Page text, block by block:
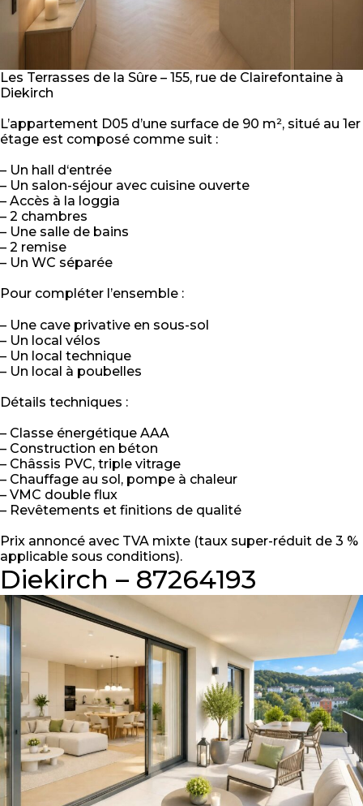
Les Terrasses de la Sûre – 155, rue de Clairefontaine à
Diekirch
L’appartement D05 d’une surface de 90 m², situé au 1er
étage est composé comme suit :
– Un hall d‘entrée
– Un salon-séjour avec cuisine ouverte
– Accès à la loggia
– 2 chambres
– Une salle de bains
– 2 remise
– Un WC séparée
Pour compléter l’ensemble :
– Une cave privative en sous-sol
– Un local vélos
– Un local technique
– Un local à poubelles
Détails techniques :
– Classe énergétique AAA
– Construction en béton
– Châssis PVC, triple vitrage
– Chauffage au sol, pompe à chaleur
– VMC double flux
– Revêtements et finitions de qualité
Prix annoncé avec TVA mixte (taux super-réduit de 3 %
applicable sous conditions).
Diekirch – 87264193